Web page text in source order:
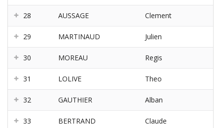
28 AUSSAGE Clement
29 MARTINAUD Julien
30 MOREAU Regis
31 LOLIVE Theo
32 GAUTHIER Alban
33 BERTRAND Claude